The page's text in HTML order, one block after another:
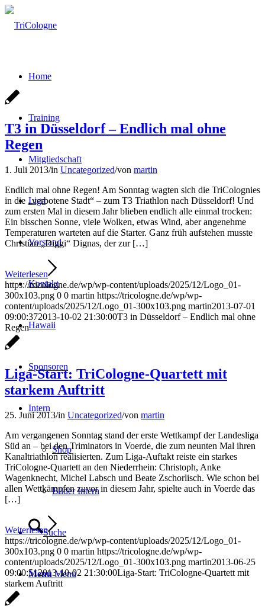
Home
Training
Mitgliedschaft
Liga
Vorstand
Kontakt
Hawaii
Sponsoren
Intern
Shop
Bilder Intern
Suche
Menü Menü
T3 in Düsseldorf – Endlich mal ohne
Regen
1. Juli 2013/in Uncategorized/von martin
Endlich mal ohne Regen! Am Sonntag wagten sich die TriColognies
in die „verbotene Stadt“ – zum T3 Triathlon nach Düsseldorf! Und
zum ersten Mal in diesem Jahr blieben endlich alle einmal trocken:
Ein bisschen Sonne, viele Wolken, etwas Wind, aber angenehme
Temperaturen warteten auf die Starter. Ganz früh aufstehen musste
Christian „Diggi“ Dignas, der zur […]
Weiterlesen
https://tricologne.de/wp/wp-content/uploads/2025/12/Logo_01-
300x103.png 0 0 martin https://tricologne.de/wp/wp-
content/uploads/2025/12/Logo_01-300x103.png martin2013-07-01
09:00:372013-10-02 21:30:00T3 in Düsseldorf – Endlich mal ohne
Regen
Liga-Start: TriCologne-Quartett mit
starkem Auftritt
25. Juni 2013/in Uncategorized/von martin
Am vergangenen Sonntag stand der erste Wettkampf der Landesliga
Süd an – bei den Triminators in Voerde, die zum neunten Mal ihren
Kanaltriathlon realisierten. Zum Liga-Auftakt reiste ein starkes
TriCologne-Quartett an den Niederrhein: Christoph, Anke
Wagenknecht, Michel Labsch und Beate Zschorlisch. Wie schon bei
allen Wettkämpfen zuvor in diesem Jahr, spielte auch in Voerde das
[…]
Weiterlesen
https://tricologne.de/wp/wp-content/uploads/2025/12/Logo_01-
300x103.png 0 0 martin https://tricologne.de/wp/wp-
content/uploads/2025/12/Logo_01-300x103.png martin2013-06-25
09:00:512013-10-02 21:30:00Liga-Start: TriCologne-Quartett mit
starkem Auftritt